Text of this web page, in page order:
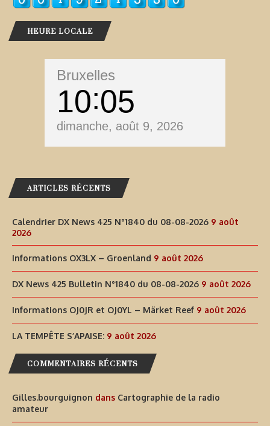
HEURE LOCALE
Bruxelles
10 05
dimanche, août 9, 2026
ARTICLES RÉCENTS
Calendrier DX News 425 N°1840 du 08-08-2026 9 août
2026
Informations OX3LX – Groenland 9 août 2026
DX News 425 Bulletin N°1840 du 08-08-2026 9 août 2026
Informations OJ0JR et OJ0YL – Märket Reef 9 août 2026
LA TEMPÊTE S’APAISE: 9 août 2026
COMMENTAIRES RÉCENTS
Gilles.bourguignon dans Cartographie de la radio
amateur